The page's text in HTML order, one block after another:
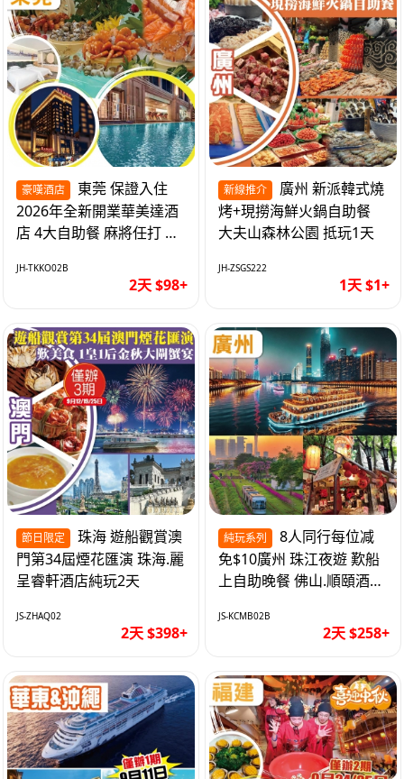
豪嘆酒店
2026年全新開業華美達酒
店 4大自助餐 麻將任打 抵
JH-TKKO02B
2天 $98+
新線推介
烤+現撈海鮮火鍋自助餐
大夫山森林公園 抵玩1天
JH-ZSGS222
1天 $1+
節日限定
門第34屆煙花匯演 珠海.麗
呈睿軒酒店純玩2天
JS-ZHAQ02
2天 $398+
純玩系列
免$10廣州 珠江夜遊 歎船
上自助晚餐 佛山.順頤酒店
JS-KCMB02B
2天 $258+